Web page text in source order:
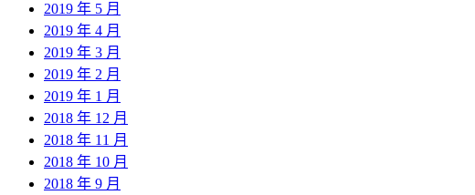
2019 年 5 月
2019 年 4 月
2019 年 3 月
2019 年 2 月
2019 年 1 月
2018 年 12 月
2018 年 11 月
2018 年 10 月
2018 年 9 月